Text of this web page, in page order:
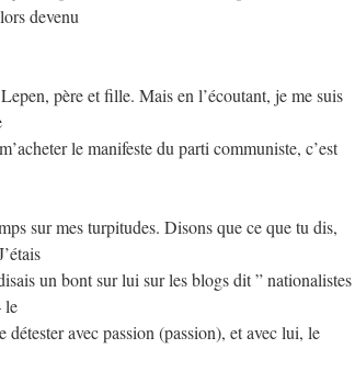
devenu
père et fille. Mais en l’écoutant, je me suis
le manifeste du parti communiste, c’est
sur mes turpitudes. Disons que ce que tu dis,
un bont sur lui sur les blogs dit ” nationalistes
le
avec passion (passion), et avec lui, le